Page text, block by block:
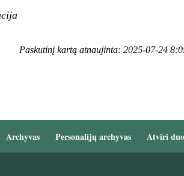
Paskutinį kartą atnaujinta: 2025-07-24
Archyvas Personalijų archyvas Atviri